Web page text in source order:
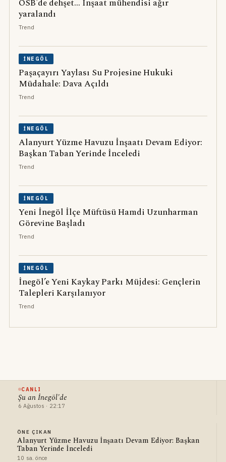
OSB'de dehşet... İnşaat mühendisi ağır
yaralandı
Trend
İNEGÖL
Paşaçayırı Yaylası Su Projesine Hukuki
Müdahale: Dava Açıldı
Trend
İNEGÖL
Alanyurt Yüzme Havuzu İnşaatı Devam Ediyor:
Başkan Taban Yerinde İnceledi
Trend
İNEGÖL
Yeni İnegöl İlçe Müftüsü Hamdi Uzunharman
Görevine Başladı
Trend
İNEGÖL
İnegöl’e Yeni Kaykay Parkı Müjdesi: Gençlerin
Talepleri Karşılanıyor
Trend
CANLI
Şu an İnegöl'de
6 Ağustos · 22:17
ÖNE ÇIKAN
Alanyurt Yüzme Havuzu İnşaatı Devam Ediyor: Başkan
Taban Yerinde İnceledi
10 sa. önce